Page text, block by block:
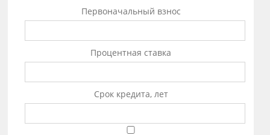
Первоначальный взнос
Процентная ставка
Срок кредита, лет